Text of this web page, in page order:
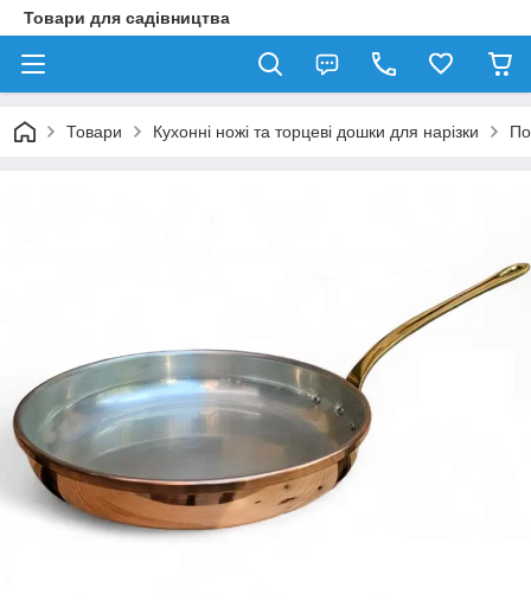
Товари для садівництва
Товари Кухонні ножі та торцеві дошки для нарізки